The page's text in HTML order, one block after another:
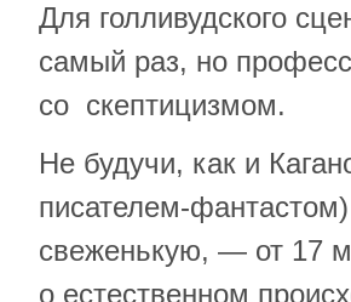
Для голливудского
самый раз, но
со скептицизмом.
Не будучи, как и
писателем-
свеженькую, — от 17
о естественном